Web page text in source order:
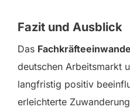
Fazit und Ausblick
Das
deutschen Arbeitsmarkt
langfristig positiv
erleichterte